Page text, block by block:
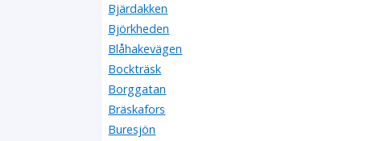
Bjärdakken
Björkheden
Blåhakevägen
Bockträsk
Borggatan
Bräskafors
Buresjön